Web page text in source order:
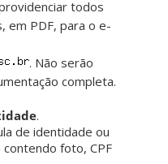
todos
em PDF, para o e-
. Não serão
completa.
.
de identidade ou
foto, CPF